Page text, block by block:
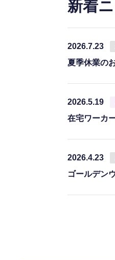
新着
2026.7.23
夏季休業の
2026.5.19
在宅ワーカ
2026.4.23
ゴールデン